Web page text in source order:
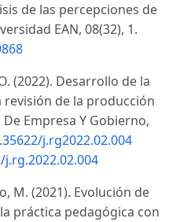
de las percepciones de
EAN, 08(32), 1.
(2022). Desarrollo de la
de la producción
Empresa Y Gobierno,
j.rg2022.02.004
M. (2021). Evolución de
práctica pedagógica con